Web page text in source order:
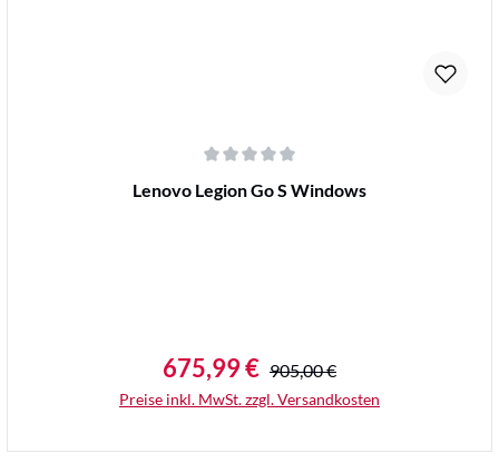
Durchschnittliche Bewertung von 0 von 5 Sternen
Lenovo Legion Go S Windows
Verkaufspreis:
675,99 € Regulärer Preis:
905,00 €
Preise inkl. MwSt. zzgl. Versandkosten